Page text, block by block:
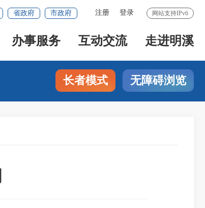
网站支持IPv6
注册 登录
省政府 市政府
办事服务 互动交流 走进明溪
长者模式 无障碍浏览